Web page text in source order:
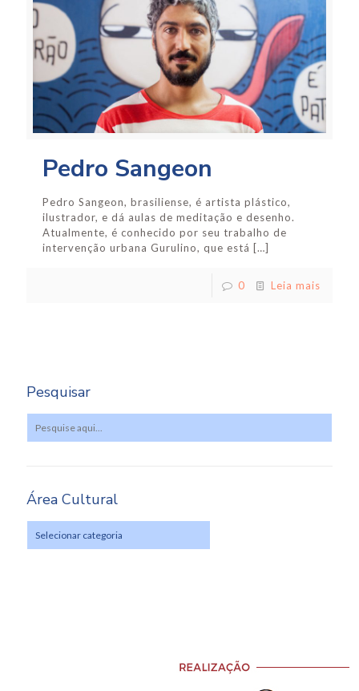
Pedro Sangeon
Pedro Sangeon, brasiliense, é artista plástico,
ilustrador, e dá aulas de meditação e desenho.
Atualmente, é conhecido por seu trabalho de
intervenção urbana Gurulino, que está […]
0 Leia mais
Pesquisar
Área Cultural